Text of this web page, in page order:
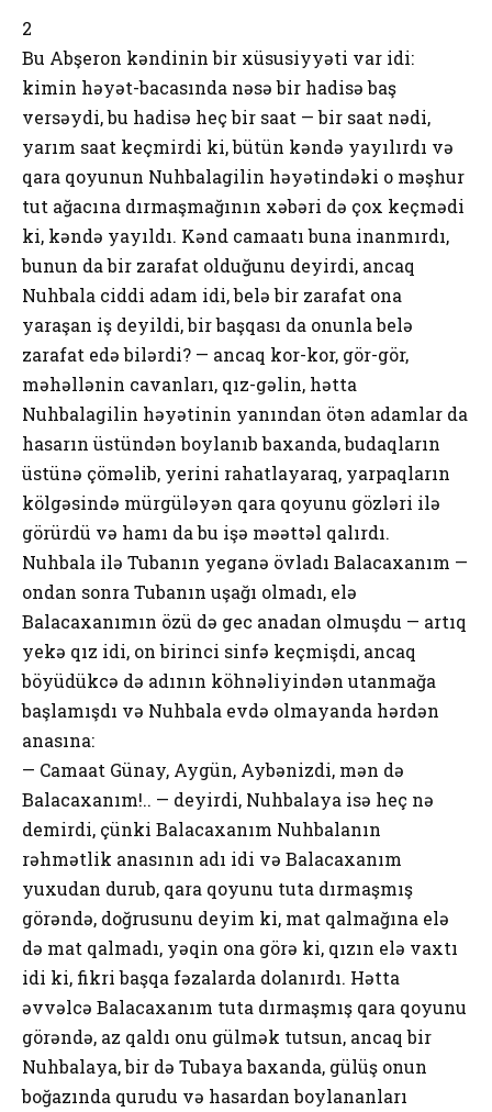
2
Bu Abşeron kəndinin bir xüsusiyyəti var idi:
kimin həyət-bacasında nəsə bir hadisə baş
versəydi, bu hadisə heç bir saat — bir saat nədi,
yarım saat keçmirdi ki, bütün kəndə yayılırdı və
qara qoyunun Nuhbalagilin həyətindəki o məşhur
tut ağacına dırmaşmağının xəbəri də çox keçmədi
ki, kəndə yayıldı. Kənd camaatı buna inanmırdı,
bunun da bir zarafat olduğunu deyirdi, ancaq
Nuhbala ciddi adam idi, belə bir zarafat ona
yaraşan iş deyildi, bir başqası da onunla belə
zarafat edə bilərdi? — ancaq kor-kor, gör-gör,
məhəllənin cavanları, qız-gəlin, hətta
Nuhbalagilin həyətinin yanından ötən adamlar da
hasarın üstündən boylanıb baxanda, budaqların
üstünə çöməlib, yerini rahatlayaraq, yarpaqların
kölgəsində mürgüləyən qara qoyunu gözləri ilə
görürdü və hamı da bu işə məəttəl qalırdı.
Nuhbala ilə Tubanın yeganə övladı Balacaxanım —
ondan sonra Tubanın uşağı olmadı, elə
Balacaxanımın özü də gec anadan olmuşdu — artıq
yekə qız idi, on birinci sinfə keçmişdi, ancaq
böyüdükcə də adının köhnəliyindən utanmağa
başlamışdı və Nuhbala evdə olmayanda hərdən
anasına:
— Camaat Günay, Aygün, Aybənizdi, mən də
Balacaxanım!.. — deyirdi, Nuhbalaya isə heç nə
demirdi, çünki Balacaxanım Nuhbalanın
rəhmətlik anasının adı idi və Balacaxanım
yuxudan durub, qara qoyunu tuta dırmaşmış
görəndə, doğrusunu deyim ki, mat qalmağına elə
də mat qalmadı, yəqin ona görə ki, qızın elə vaxtı
idi ki, fikri başqa fəzalarda dolanırdı. Hətta
əvvəlcə Balacaxanım tuta dırmaşmış qara qoyunu
görəndə, az qaldı onu gülmək tutsun, ancaq bir
Nuhbalaya, bir də Tubaya baxanda, gülüş onun
boğazında qurudu və hasardan boylananları